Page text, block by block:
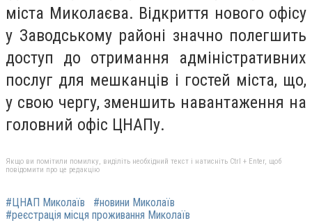
міста Миколаєва. Відкриття нового офісу
у Заводському районі значно полегшить
доступ до отримання адміністративних
послуг для мешканців і гостей міста, що,
у свою чергу, зменшить навантаження на
головний офіс ЦНАПу.
Якщо ви помітили помилку, виділіть необхідний текст і натисніть Ctrl + Enter, щоб
повідомити про це редакцію
#ЦНАП Миколаїв
#новини Миколаїв
#реєстрація місця проживання Миколаїв